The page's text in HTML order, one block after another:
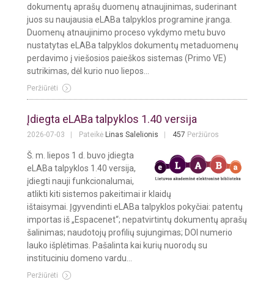
dokumentų aprašų duomenų atnaujinimas, suderinant
juos su naujausia eLABa talpyklos programine įranga.
Duomenų atnaujinimo proceso vykdymo metu buvo
nustatytas eLABa talpyklos dokumentų metaduomenų
perdavimo į viešosios paieškos sistemas (Primo VE)
sutrikimas, dėl kurio nuo liepos...
Peržiūrėti
Įdiegta eLABa talpyklos 1.40 versija
2026-07-03 Pateikė Linas Salelionis 457 Peržiūros
Š. m. liepos 1 d. buvo įdiegta
eLABa talpyklos 1.40 versija,
įdiegti nauji funkcionalumai,
atlikti kiti sistemos pakeitimai ir klaidų
ištaisymai. Įgyvendinti eLABa talpyklos pokyčiai: patentų
importas iš „Espacenet“; nepatvirtintų dokumentų aprašų
šalinimas; naudotojų profilių sujungimas; DOI numerio
lauko išplėtimas. Pašalinta kai kurių nuorodų su
instituciniu domeno vardu...
Peržiūrėti